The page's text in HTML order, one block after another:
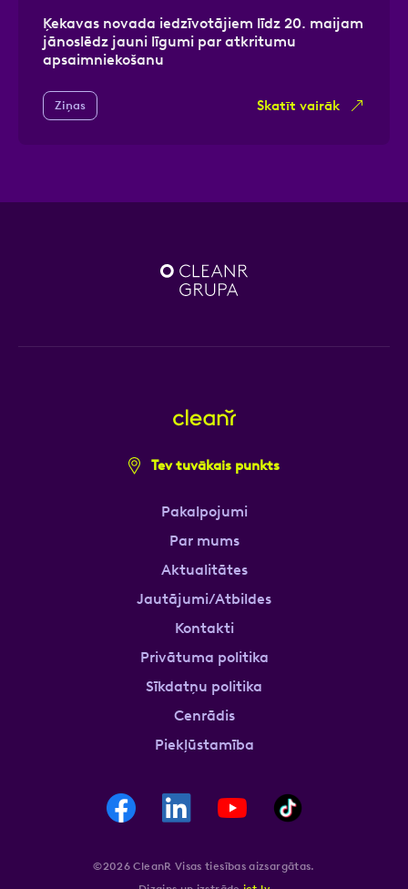
Ķekavas novada iedzīvotājiem līdz 20. maijam
jānoslēdz jauni līgumi par atkritumu
apsaimniekošanu
Ziņas Skatīt vairāk
Tev tuvākais punkts
Pakalpojumi
Par mums
Aktualitātes
Jautājumi/Atbildes
Kontakti
Privātuma politika
Sīkdatņu politika
Cenrādis
Piekļūstamība
©2026 CleanR Visas tiesības aizsargātas.